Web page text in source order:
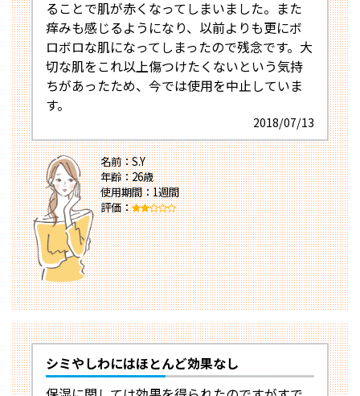
ることで肌が赤くなってしまいました。また
痒みも感じるようになり、以前よりも更にボ
ロボロな肌になってしまったので残念です。大
切な肌をこれ以上傷つけたくないという気持
ちがあったため、今では使用を中止していま
す。
2018/07/13
名前：S.Y
年齢：26歳
使用期間：1週間
評価：
シミやしわにはほとんど効果なし